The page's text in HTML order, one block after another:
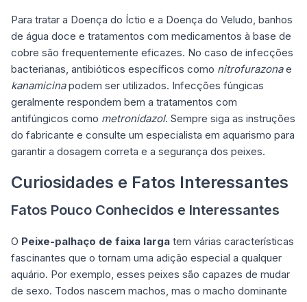
Para tratar a Doença do Íctio e a Doença do Veludo, banhos
de água doce e tratamentos com medicamentos à base de
cobre são frequentemente eficazes. No caso de infecções
bacterianas, antibióticos específicos como nitrofurazonae
kanamicinapodem ser utilizados. Infecções fúngicas
geralmente respondem bem a tratamentos com
antifúngicos como metronidazol. Sempre siga as instruções
do fabricante e consulte um especialista em aquarismo para
garantir a dosagem correta e a segurança dos peixes.
Curiosidades e Fatos Interessantes
Fatos Pouco Conhecidos e Interessantes
O Peixe-palhaço de faixa larga tem várias características
fascinantes que o tornam uma adição especial a qualquer
aquário. Por exemplo, esses peixes são capazes de mudar
de sexo. Todos nascem machos, mas o macho dominante